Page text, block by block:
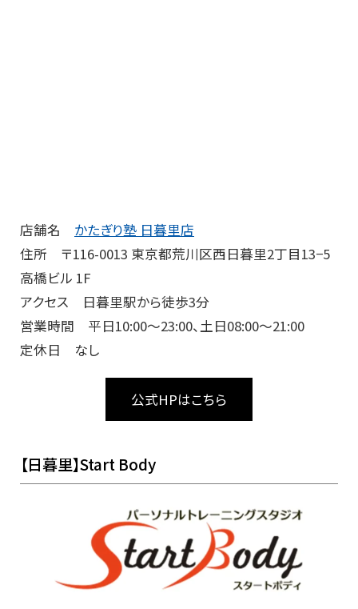
店舗名 かたぎり塾 日暮里店
住所 〒116-0013 東京都荒川区西日暮里2丁目13−5
高橋ビル 1F
アクセス 日暮里駅から徒歩3分
営業時間 平日10:00～23:00、土日08:00～21:00
定休日 なし
公式HPはこちら
【日暮里】Start Body